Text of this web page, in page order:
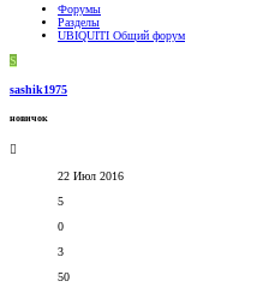
Форумы
Разделы
UBIQUITI Общий форум
S
sashik1975
новичок
22 Июл 2016
5
0
3
50